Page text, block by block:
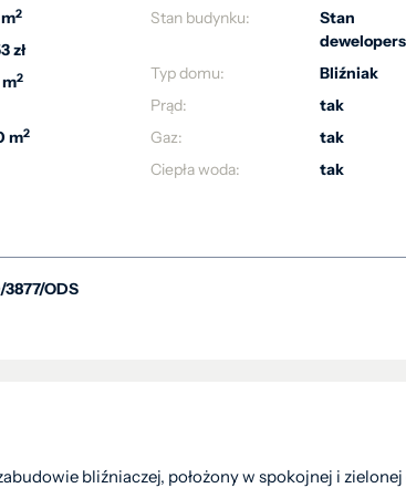
2
zł
2
m2
Stan budynku:
Stan
Typ domu:
Bliźniak
Prąd:
tak
Gaz:
tak
Ciepła woda:
tak
ODS
bliźniaczej, położony w spokojnej i